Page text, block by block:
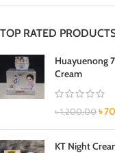
TOP RATED
Huayuenong
Cream
৳1,200.00 ৳
KT Night